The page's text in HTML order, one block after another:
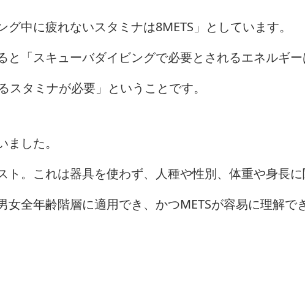
中に疲れないスタミナは8METS」としています。
と「スキューバダイビングで必要とされるエネルギー
タミナが必要」ということです。
した。
ト。これは器具を使わず、人種や性別、体重や身長に
全年齢階層に適用でき、かつMETSが容易に理解で